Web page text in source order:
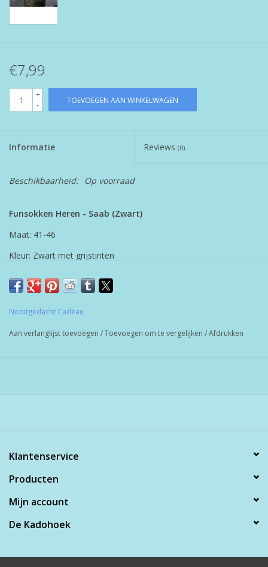
Merken
€7,99
+
-
TOEVOEGEN AAN WINKELWAGEN
Informatie Reviews (0)
Beschikbaarheid: Op voorraad
Funsokken Heren - Saab (Zwart)
Maat: 41-46
Kleur: Zwart met grijstinten
Materiaal: 80% katoen, 15% polyamide, 5% elastine
Nooitgedacht Cadeau
Aan verlanglijst toevoegen /Toevoegen om te vergelijken /Afdrukken
Klantenservice
Producten
Mijn account
De Kadohoek